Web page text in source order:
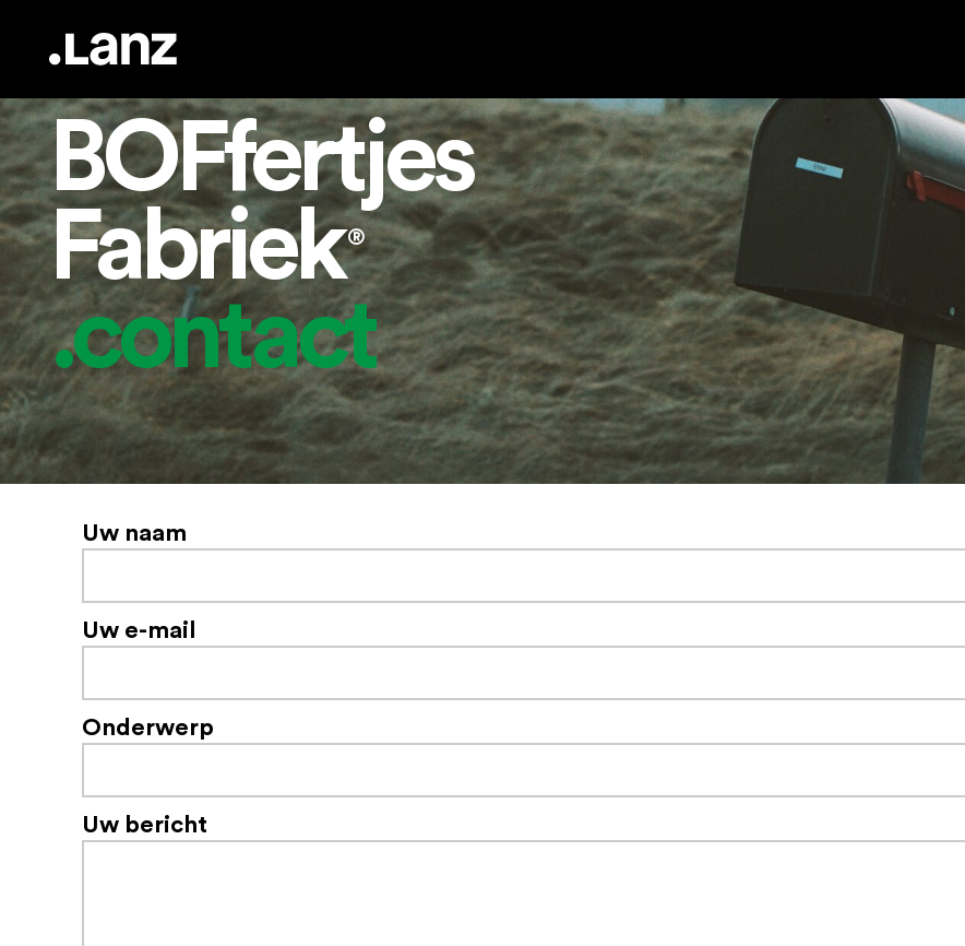
BOFfertjes
Fabriek
®
.contact
Uw naam
Uw e-mail
Onderwerp
Uw bericht